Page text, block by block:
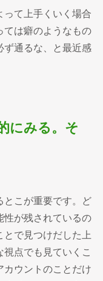
って上手くいく場合
ては癖のようなもの
ず通るな、と最近感
にみる。そ
とこが重要です。ど
性が残されているの
で見つけだした上
点でも見ていくこ
カウントのことだけ